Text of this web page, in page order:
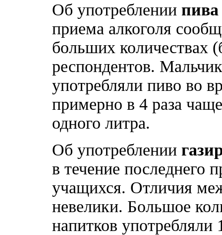
Об употреблении пива
приема алкоголя
больших количествах
респондентов.
употребляли пиво во
примерно в 4 раза
одного литра.
Об употреблении
в течение последнего
учащихся. Отличия
невелики. Большое
напитков